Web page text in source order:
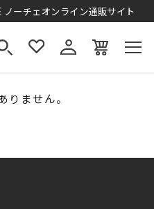
ーチェオンライン通販サイト
ません。